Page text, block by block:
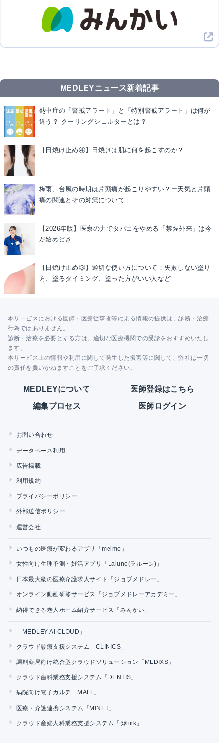
MEDLEYニュース新着記事
熱中症の「警戒アラート」と「特別警戒アラート」は何が
違う？ クーリングシェルターとは？
【日焼け止め④】日焼けは肌に何を起こすのか？
梅雨、台風の時期は片頭痛が起こりやすい？ー天気と片頭
痛の関連とその対策について
【2026年版】医療の力でタバコをやめる「禁煙外来」は今
が始めどき
【日焼け止め③】適切な使い方について：失敗しない塗り
方、塗るタイミング、塗った方がいい人など
本サービスにおける医師・医療従事者等による情報の提供は、診断・治療
行為ではありません。
診断・治療を必要とする方は、適切な医療機関での受診をおすすめいたし
ます。
本サービス上の情報や利用に関して発生した損害等に関して、弊社は一切
の責任を負いかねますことをご了承ください。
MEDLEYについて 医師登録はこちら
編集プロセス 医師ログイン
お問い合わせ
データベース利用
広告掲載
利用規約
プライバシーポリシー
外部送信ポリシー
運営会社
いつもの医療が変わるアプリ「melmo」
女性向け生理予測・妊活アプリ「Lalune(ラルーン)」
日本最大級の医療介護求人サイト「ジョブメドレー」
オンライン動画研修サービス「ジョブメドレーアカデミー」
納得できる老人ホーム紹介サービス「みんかい」
「MEDLEY AI CLOUD」
クラウド診療支援システム「CLINICS」
調剤薬局向け統合型クラウドソリューション「MEDIXS」
クラウド歯科業務支援システム「DENTIS」
病院向け電子カルテ「MALL」
医療・介護連携システム「MINET」
クラウド産婦人科業務支援システム「@link」